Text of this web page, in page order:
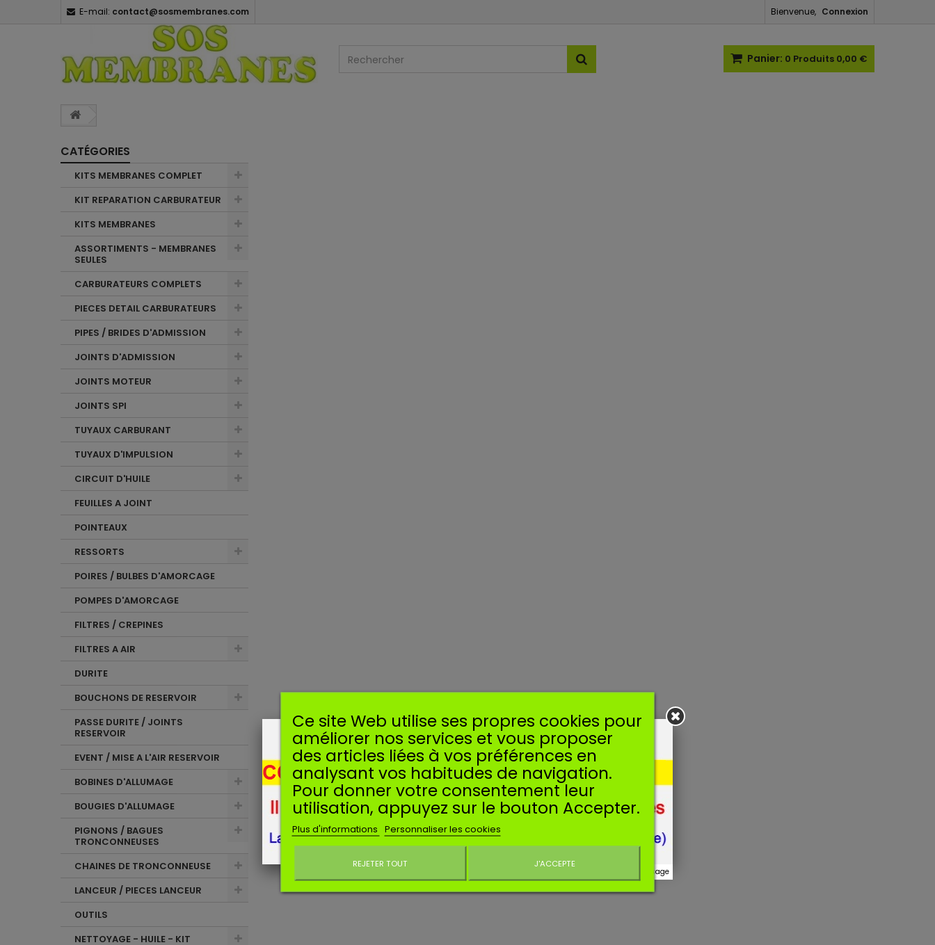
Bienvenue, Connexion
E-mail: contact@sosmembranes.com
Panier: 0 Produits 0,00 €
CATÉGORIES
KITS MEMBRANES COMPLET
KIT REPARATION CARBURATEUR
KITS MEMBRANES
ASSORTIMENTS - MEMBRANES
SEULES
CARBURATEURS COMPLETS
PIECES DETAIL CARBURATEURS
PIPES / BRIDES D'ADMISSION
JOINTS D'ADMISSION
JOINTS MOTEUR
JOINTS SPI
TUYAUX CARBURANT
TUYAUX D'IMPULSION
CIRCUIT D'HUILE
FEUILLES A JOINT
POINTEAUX
RESSORTS
POIRES / BULBES D'AMORCAGE
POMPES D'AMORCAGE
FILTRES / CREPINES
FILTRES A AIR
DURITE
BOUCHONS DE RESERVOIR
PASSE DURITE / JOINTS
RESERVOIR
EVENT / MISE A L'AIR RESERVOIR
BOBINES D'ALLUMAGE
BOUGIES D'ALLUMAGE
PIGNONS / BAGUES
TRONCONNEUSES
CHAINES DE TRONCONNEUSE
LANCEUR / PIECES LANCEUR
OUTILS
NETTOYAGE - HUILE - KIT
Ce site Web utilise ses propres cookies pour
améliorer nos services et vous proposer
des articles liées à vos préférences en
analysant vos habitudes de navigation.
Pour donner votre consentement leur
utilisation, appuyez sur le bouton Accepter.
Plus d'informations Personnaliser les cookies
REJETER TOUT J'ACCEPTE
Ne plus afficher ce message